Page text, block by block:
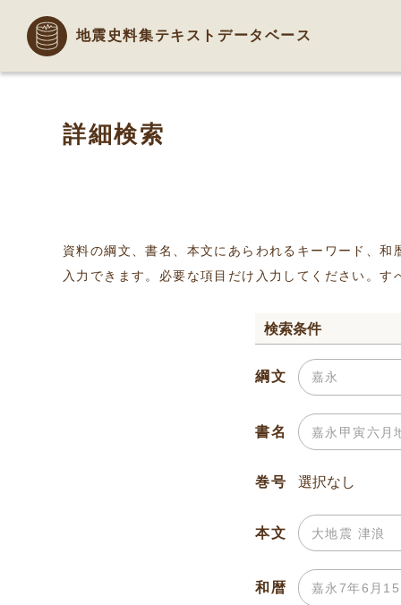
地震史料集テキストデータベース
詳細検索
資料の綱文、書名、本文にあらわれるキーワード、
入力できます。必要な項目だけ入力してください。
検索条件
綱文
書名
巻号
本文
和暦